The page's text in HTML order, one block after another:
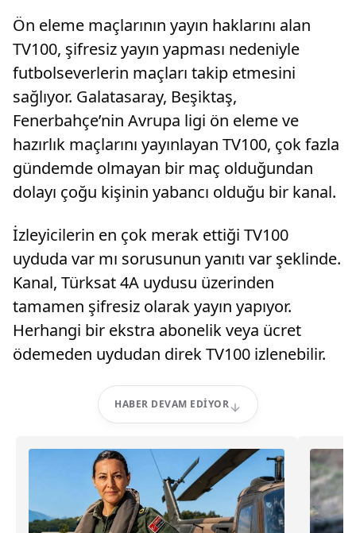
Ön eleme maçlarının yayın haklarını alan
TV100, şifresiz yayın yapması nedeniyle
futbolseverlerin maçları takip etmesini
sağlıyor. Galatasaray, Beşiktaş,
Fenerbahçe’nin Avrupa ligi ön eleme ve
hazırlık maçlarını yayınlayan TV100, çok fazla
gündemde olmayan bir maç olduğundan
dolayı çoğu kişinin yabancı olduğu bir kanal.
İzleyicilerin en çok merak ettiği TV100
uyduda var mı sorusunun yanıtı var şeklinde.
Kanal, Türksat 4A uydusu üzerinden
tamamen şifresiz olarak yayın yapıyor.
Herhangi bir ekstra abonelik veya ücret
ödemeden uydudan direk TV100 izlenebilir.
HABER DEVAM EDIYOR